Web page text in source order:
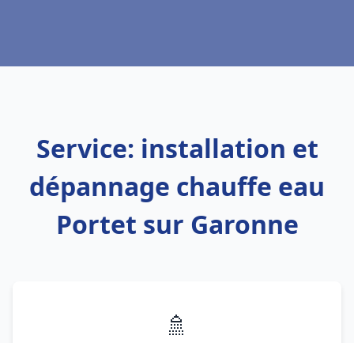
Service: installation et
dépannage chauffe eau
Portet sur Garonne
🚿